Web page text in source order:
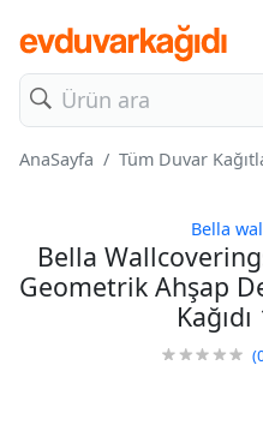
AnaSayfa Tüm Duvar
Bella
Bella
Geometrik Ahşap